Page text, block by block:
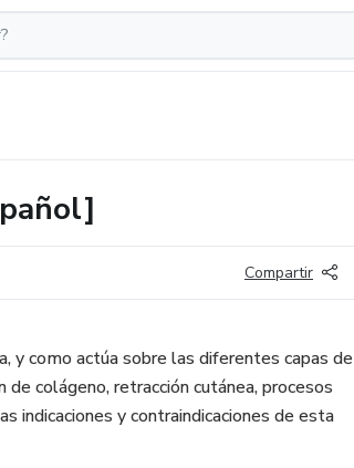
Compartir
y como actúa sobre las diferentes capas de
colágeno, retracción cutánea, procesos
indicaciones y contraindicaciones de esta